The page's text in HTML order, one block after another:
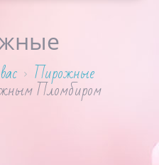
Пирожные
Пломбиром